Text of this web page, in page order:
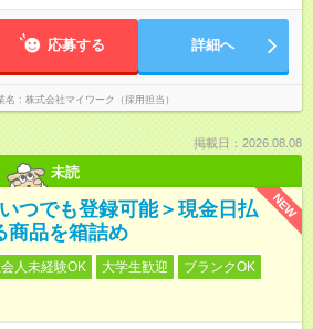
応募する 詳細へ
名 株式会社マイワーク（採用担当）
掲載日：2026.08.08
未読
NEW
つでも登録可能＞現金日払
商品を箱詰め
人未経験OK 大学生歓迎
ブランクOK